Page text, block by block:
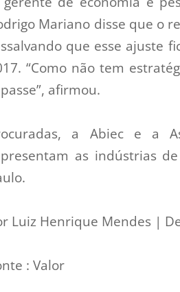
Mariano disse que o
que esse ajuste
“Como não tem
afirmou.
a Abiec e a
as indústrias
Luiz Henrique Mendes |
: Valor